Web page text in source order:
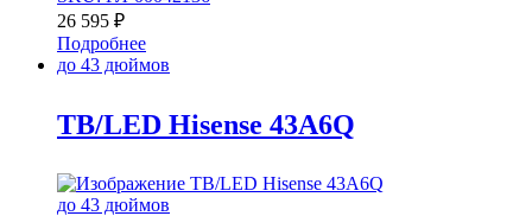
26 595 ₽
Подробнее
до 43 дюймов
TB/LED Hisense 43A6Q
до 43 дюймов